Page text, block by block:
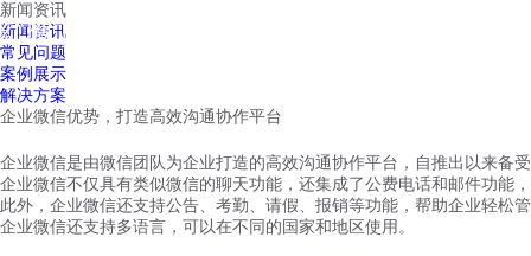
红鹰工作手机
新闻资讯
新闻资讯
常见问题
案例展示
解决方案
企业微信优势，打造高效沟通协作平台
企业微信是由微信团队为企业打造的高效沟通协作平台，自推出以来备
企业微信不仅具有类似微信的聊天功能，还集成了公费电话和邮件功能
此外，企业微信还支持公告、考勤、请假、报销等功能，帮助企业轻松
企业微信还支持多语言，可以在不同的国家和地区使用。